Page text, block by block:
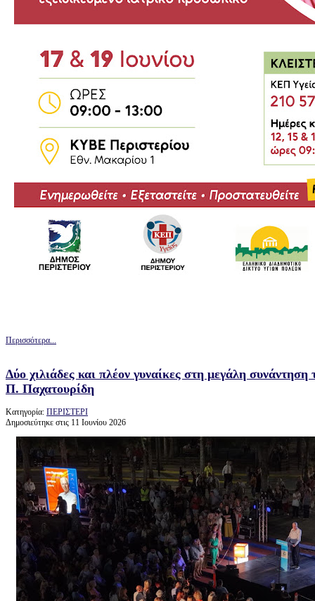
Περισσότερα...
Δύο χιλιάδες και πλέον γυναίκες στη μεγάλη
Π. Παχατουρίδη
Κατηγορία: ΠΕΡΙΣΤΕΡΙ
Δημοσιεύτηκε στις 11 Ιουνίου 2026